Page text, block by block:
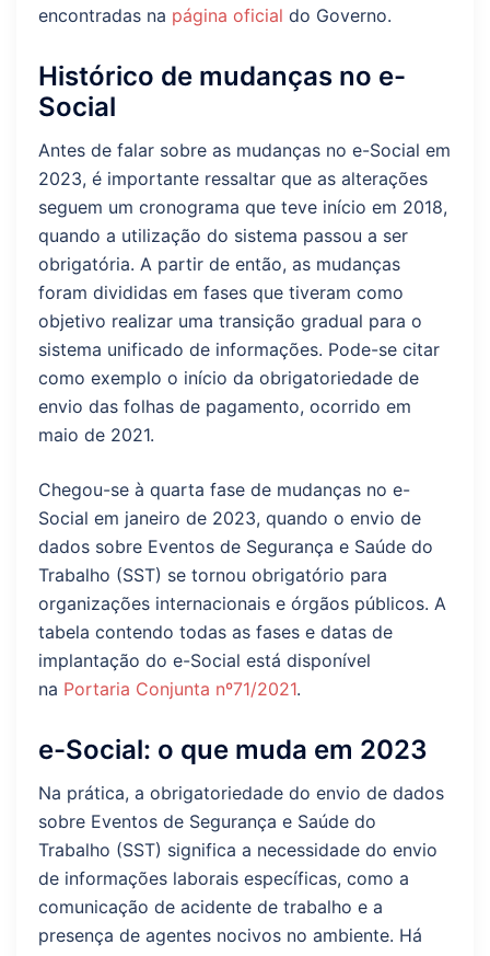
encontradas na página oficial do Governo.
Histórico de mudanças no e-
Social
Antes de falar sobre as mudanças no e-Social em
2023, é importante ressaltar que as alterações
seguem um cronograma que teve início em 2018,
quando a utilização do sistema passou a ser
obrigatória. A partir de então, as mudanças
foram divididas em fases que tiveram como
objetivo realizar uma transição gradual para o
sistema unificado de informações. Pode-se citar
como exemplo o início da obrigatoriedade de
envio das folhas de pagamento, ocorrido em
maio de 2021.
Chegou-se à quarta fase de mudanças no e-
Social em janeiro de 2023, quando o envio de
dados sobre Eventos de Segurança e Saúde do
Trabalho (SST) se tornou obrigatório para
organizações internacionais e órgãos públicos. A
tabela contendo todas as fases e datas de
implantação do e-Social está disponível
na Portaria Conjunta nº71/2021.
e-Social: o que muda em 2023
Na prática, a obrigatoriedade do envio de dados
sobre Eventos de Segurança e Saúde do
Trabalho (SST) significa a necessidade do envio
de informações laborais específicas, como a
comunicação de acidente de trabalho e a
presença de agentes nocivos no ambiente. Há